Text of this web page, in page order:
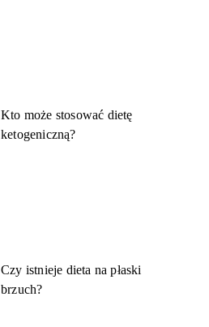
Kto może stosować dietę
ketogeniczną?
Czy istnieje dieta na płaski
brzuch?